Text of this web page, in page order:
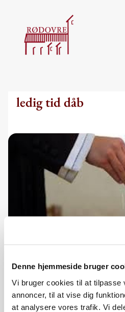
Denne hjemmeside bruger
Vi bruger cookies til at tilpasse
annoncer, til at vise dig
at analysere vores trafik. Vi
ledig tid dåb
Søndag 12. september